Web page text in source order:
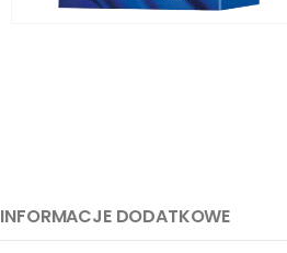
INFORMACJE DODATKOWE